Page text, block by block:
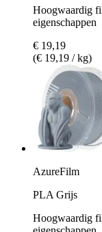
Hoogwaardig
eigenschappen
€ 19,19
(€ 19,19 / kg)
AzureFilm
PLA Grijs
Hoogwaardig